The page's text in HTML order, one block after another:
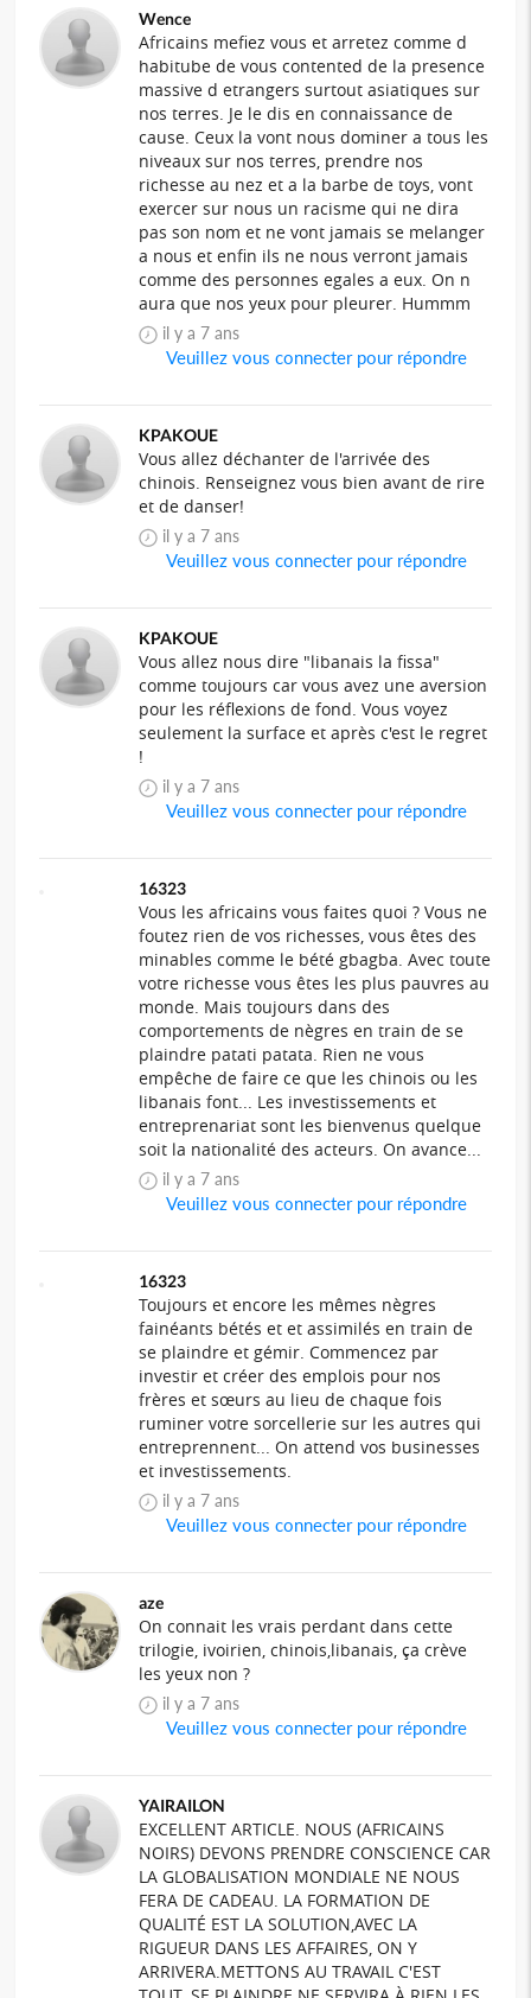
Wence
Africains mefiez vous et arretez comme d
habitube de vous contented de la presence
massive d etrangers surtout asiatiques sur
nos terres. Je le dis en connaissance de
cause. Ceux la vont nous dominer a tous les
niveaux sur nos terres, prendre nos
richesse au nez et a la barbe de toys, vont
exercer sur nous un racisme qui ne dira
pas son nom et ne vont jamais se melanger
a nous et enfin ils ne nous verront jamais
comme des personnes egales a eux. On n
aura que nos yeux pour pleurer. Hummm
il y a 7 ans
Veuillez vous connecter pour répondre
KPAKOUE
Vous allez déchanter de l'arrivée des
chinois. Renseignez vous bien avant de rire
et de danser!
il y a 7 ans
Veuillez vous connecter pour répondre
KPAKOUE
Vous allez nous dire "libanais la fissa"
comme toujours car vous avez une aversion
pour les réflexions de fond. Vous voyez
seulement la surface et après c'est le regret
!
il y a 7 ans
Veuillez vous connecter pour répondre
16323
Vous les africains vous faites quoi ? Vous ne
foutez rien de vos richesses, vous êtes des
minables comme le bété gbagba. Avec toute
votre richesse vous êtes les plus pauvres au
monde. Mais toujours dans des
comportements de nègres en train de se
plaindre patati patata. Rien ne vous
empêche de faire ce que les chinois ou les
libanais font... Les investissements et
entreprenariat sont les bienvenus quelque
soit la nationalité des acteurs. On avance...
il y a 7 ans
Veuillez vous connecter pour répondre
16323
Toujours et encore les mêmes nègres
fainéants bétés et et assimilés en train de
se plaindre et gémir. Commencez par
investir et créer des emplois pour nos
frères et sœurs au lieu de chaque fois
ruminer votre sorcellerie sur les autres qui
entreprennent... On attend vos businesses
et investissements.
il y a 7 ans
Veuillez vous connecter pour répondre
aze
On connait les vrais perdant dans cette
trilogie, ivoirien, chinois,libanais, ça crève
les yeux non ?
il y a 7 ans
Veuillez vous connecter pour répondre
YAIRAILON
EXCELLENT ARTICLE. NOUS (AFRICAINS
NOIRS) DEVONS PRENDRE CONSCIENCE CAR
LA GLOBALISATION MONDIALE NE NOUS
FERA DE CADEAU. LA FORMATION DE
QUALITÉ EST LA SOLUTION,AVEC LA
RIGUEUR DANS LES AFFAIRES, ON Y
ARRIVERA.METTONS AU TRAVAIL C'EST